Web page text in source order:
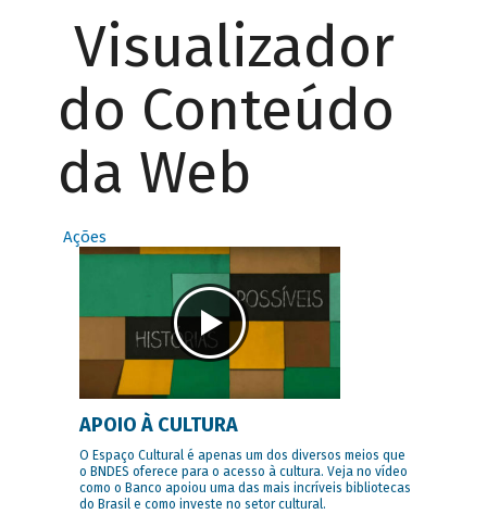
Visualizador
do Conteúdo
da Web
Ações
APOIO À CULTURA
O Espaço Cultural é apenas um dos diversos meios que
o BNDES oferece para o acesso à cultura. Veja no vídeo
como o Banco apoiou uma das mais incríveis bibliotecas
do Brasil e como investe no setor cultural.